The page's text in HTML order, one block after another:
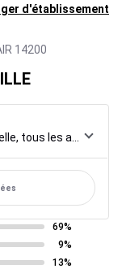
d'établissement
14200
69%
9%
13%